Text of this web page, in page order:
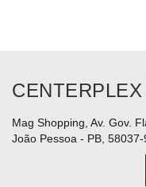
Mag Shopping, Av. Gov.
João Pessoa - PB, 58037-